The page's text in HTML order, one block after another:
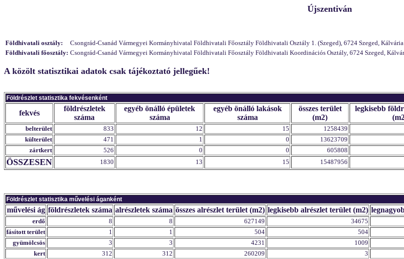
Újszentiván
Földhivatali osztály:
Csongrád-Csanád Vármegyei Kormányhivatal Földhivatali Főosztály Földhivatali Osztály 1. (Szeged), 6724 Szeged,
Földhivatali főosztály: Csongrád-Csanád Vármegyei Kormányhivatal Földhivatali Főosztály Földhivatali Koordinációs Osztály, 6724 Szeged,
A közölt statisztikai adatok csak tájékoztató jellegűek!
Földrészlet statisztika fekvésenként
fekvés
földrészletek
száma
egyéb önálló épületek
száma
egyéb önálló lakások
száma
összes terület
(m2)
legkisebb
belterület 833 12 15 1258439
külterület
471 1 0 13623709
zártkert
526 0 0 605808
ÖSSZESEN 1830 13 15 15487956
Földrészlet statisztika művelési áganként
művelési ág földrészletek száma alrészletek száma összes alrészlet terület (m2) legkisebb alrészlet terület (m2)
erdő 8 8 627149 34675
fásított terület
1 1 504 504
gyümölcsös
3 3 4231 1009
kert
312 312 260209 3